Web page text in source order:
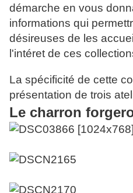
démarche en vous
informations qui
désireuses de les
l'intéret de ces
La spécificité de cette
présentation de trois
Le charron